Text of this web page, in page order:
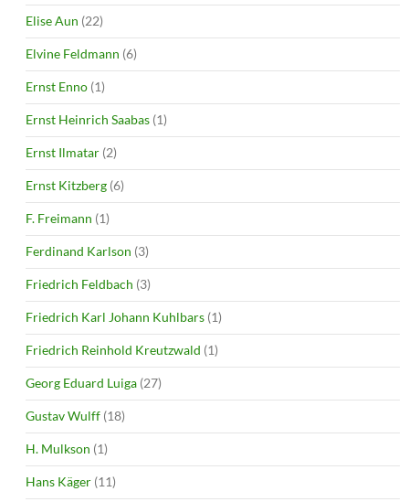
Elise Aun (22)
Elvine Feldmann (6)
Ernst Enno (1)
Ernst Heinrich Saabas (1)
Ernst Ilmatar (2)
Ernst Kitzberg (6)
F. Freimann (1)
Ferdinand Karlson (3)
Friedrich Feldbach (3)
Friedrich Karl Johann Kuhlbars (1)
Friedrich Reinhold Kreutzwald (1)
Georg Eduard Luiga (27)
Gustav Wulff (18)
H. Mulkson (1)
Hans Käger (11)